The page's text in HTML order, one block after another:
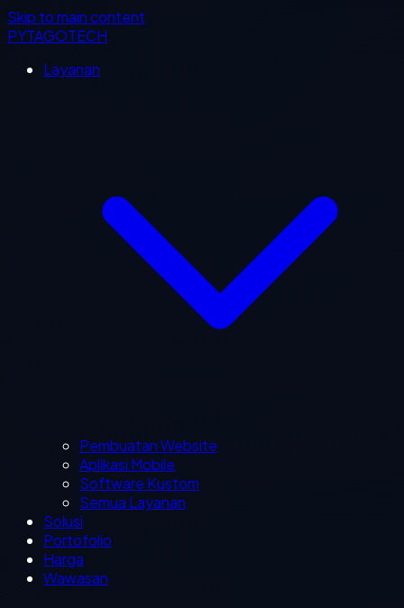
Skip to main content
PYTAGOTECH
Layanan
Pembuatan Website
Aplikasi Mobile
Software Kustom
Semua Layanan
Solusi
Portofolio
Harga
Wawasan